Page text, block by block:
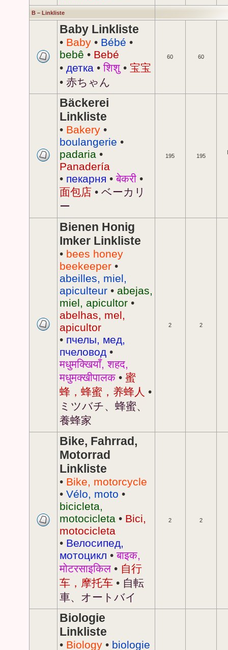
B – Linkliste
Baby Linkliste
• Baby • Bébé •
bebê • Bebé
• детка •शिशु • 宝宝
• 赤ちゃん
60 60
Bäckerei
Linkliste
• Bakery •
boulangerie •
padaria •
Panadería
• пекарня •बेकरी •
面包店 • ベーカリ
ー
195 195
Bienen Honig
Imker Linkliste
• bees honey
beekeeper •
abeilles, miel,
apiculteur • abejas,
miel, apicultor •
abelhas, mel,
apicultor
• пчелы, мед,
пчеловод •
मधुमक्खियाँ, शहद,
मधुमक्खीपालक • 蜜
蜂，蜂蜜，养蜂人 •
ミツバチ、蜂蜜、
養蜂家
2 2
Bike, Fahrrad,
Motorrad
Linkliste
• Bike, motorcycle
• Vélo, moto •
bicicleta,
motocicleta • Bici,
motocicleta
• Велосипед,
мотоцикл •बाइक,
मोटरसाइकिल • 自行
车，摩托车 • 自転
車、オートバイ
2 2
Biologie
Linkliste
• Biology • biologie